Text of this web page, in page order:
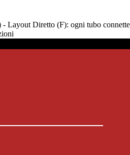
Diretto (F): ogni tubo